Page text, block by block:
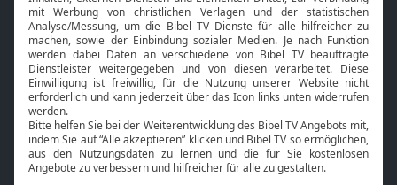
Bibelthek Online-Bibel
Nächster Gottesdienst
Bibel TV
Über uns
Jobs
Service
Kontakt
TV-Empfang